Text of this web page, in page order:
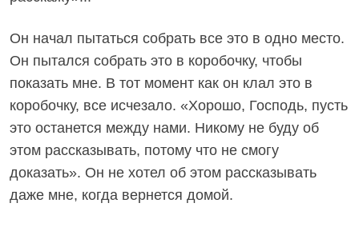
Он начал пытаться собрать все это в одно место.
Он пытался собрать это в коробочку, чтобы
показать мне. В тот момент как он клал это в
коробочку, все исчезало. «Хорошо, Господь, пусть
это останется между нами. Никому не буду об
этом рассказывать, потому что не смогу
доказать». Он не хотел об этом рассказывать
даже мне, когда вернется домой.